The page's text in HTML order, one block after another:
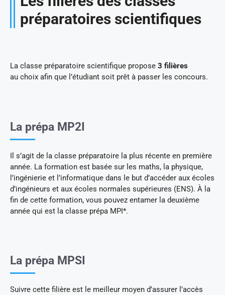
préparatoires scientifiques
La classe préparatoire scientifique propose 3 filières
au choix afin que l’étudiant soit prêt à passer les concours.
La prépa MP2I
Il s’agit de la classe préparatoire la plus récente en première
année. La formation est basée sur les maths, la physique,
l’ingénierie et l’informatique dans le but d’accéder aux écoles
d’ingénieurs et aux écoles normales supérieures (ENS). À la
fin de cette formation, vous pouvez entamer la deuxième
année qui est la classe prépa MPI*.
La prépa MPSI
Suivre cette filière est le meilleur moyen d’assurer l’accès